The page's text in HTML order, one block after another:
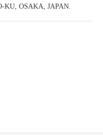
KU, OSAKA, JAPAN.